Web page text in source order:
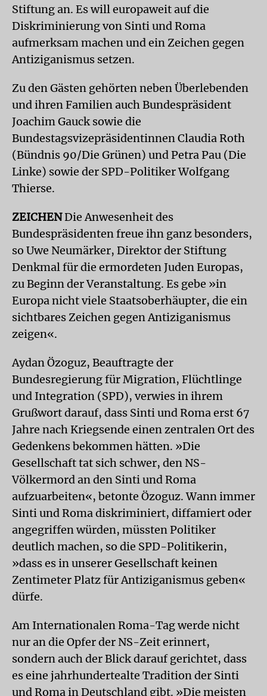
Stiftung an. Es will europaweit auf die
Diskriminierung von Sinti und Roma
aufmerksam machen und ein Zeichen gegen
Antiziganismus setzen.
Zu den Gästen gehörten neben Überlebenden
und ihren Familien auch Bundespräsident
Joachim Gauck sowie die
Bundestagsvizepräsidentinnen Claudia Roth
(Bündnis 90/Die Grünen) und Petra Pau (Die
Linke) sowie der SPD-Politiker Wolfgang
Thierse.
ZEICHENDie Anwesenheit des
Bundespräsidenten freue ihn ganz besonders,
so Uwe Neumärker, Direktor der Stiftung
Denkmal für die ermordeten Juden Europas,
zu Beginn der Veranstaltung. Es gebe »in
Europa nicht viele Staatsoberhäupter, die ein
sichtbares Zeichen gegen Antiziganismus
zeigen«.
Aydan Özoguz, Beauftragte der
Bundesregierung für Migration, Flüchtlinge
und Integration (SPD), verwies in ihrem
Grußwort darauf, dass Sinti und Roma erst 67
Jahre nach Kriegsende einen zentralen Ort des
Gedenkens bekommen hätten. »Die
Gesellschaft tat sich schwer, den NS-
Völkermord an den Sinti und Roma
aufzuarbeiten«, betonte Özoguz. Wann immer
Sinti und Roma diskriminiert, diffamiert oder
angegriffen würden, müssten Politiker
deutlich machen, so die SPD-Politikerin,
»dass es in unserer Gesellschaft keinen
Zentimeter Platz für Antiziganismus geben«
dürfe.
Am Internationalen Roma-Tag werde nicht
nur an die Opfer der NS-Zeit erinnert,
sondern auch der Blick darauf gerichtet, dass
es eine jahrhundertealte Tradition der Sinti
und Roma in Deutschland gibt. »Die meisten